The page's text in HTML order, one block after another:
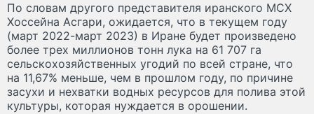
По словам другого представителя иранского МСХ
Хоссейна Асгари, ожидается, что в текущем году
(март 2022-март 2023) в Иране будет произведено
более трех миллионов тонн лука на 61 707 га
сельскохозяйственных угодий по всей стране, что
на 11,67% меньше, чем в прошлом году, по причине
засухи и нехватки водных ресурсов для полива этой
культуры, которая нуждается в орошении.